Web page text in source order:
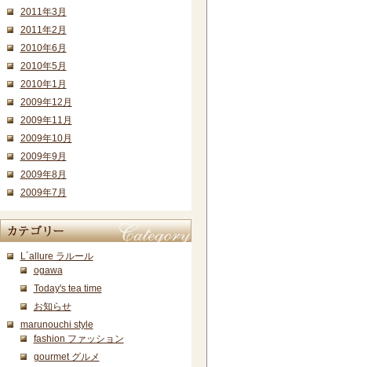
2011年3月
2011年2月
2010年6月
2010年5月
2010年1月
2009年12月
2009年11月
2009年10月
2009年9月
2009年8月
2009年7月
月別アーカイブ
L´allure ラルール
ogawa
Today's tea time
お知らせ
marunouchi style
fashion ファッション
gourmet グルメ